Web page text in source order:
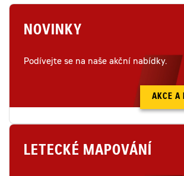
NOVINKY
Podívejte se na naše akční nabídky.
AKCE A
LETECKÉ MAPOVÁNÍ